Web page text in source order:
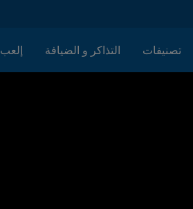
تصنيفات التذاكر و الضيافة إلعب